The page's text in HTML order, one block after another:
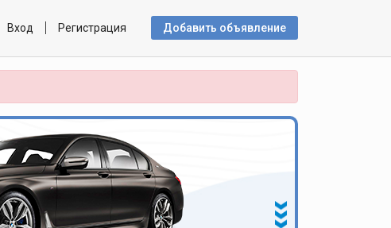
Вход Регистрация Добавить объявлениe